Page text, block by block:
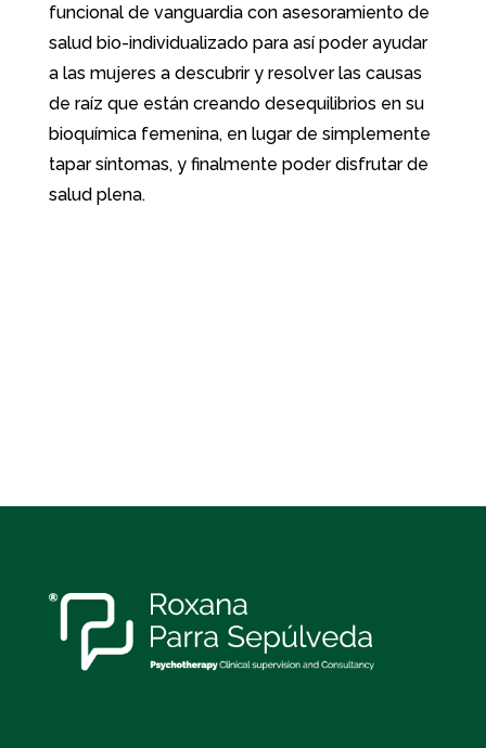
funcional de vanguardia con asesoramiento de
salud bio-individualizado para así poder ayudar
a las mujeres a descubrir y resolver las causas
de raíz que están creando desequilibrios en su
bioquímica femenina, en lugar de simplemente
tapar síntomas, y finalmente poder disfrutar de
salud plena.